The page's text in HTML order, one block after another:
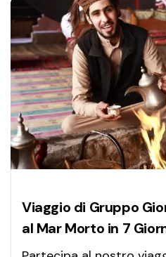
Viaggio di Gruppo
al Mar Morto in 7